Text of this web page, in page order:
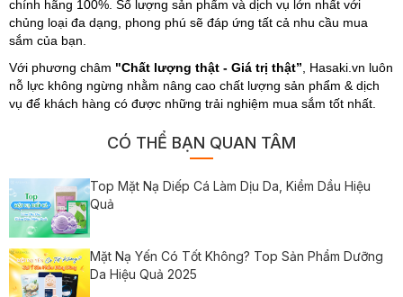
chính hãng 100%. Số lượng sản phẩm và dịch vụ lớn nhất với
chủng loại đa dạng, phong phú sẽ đáp ứng tất cả nhu cầu mua
sắm của bạn.
Với phương châm "Chất lượng thật - Giá trị thật” , Hasaki.vn luôn
nỗ lực không ngừng nhằm nâng cao chất lượng sản phẩm & dịch
vụ để khách hàng có được những trải nghiệm mua sắm tốt nhất.
CÓ THỂ BẠN QUAN TÂM
Top Mặt Nạ Diếp Cá Làm Dịu Da, Kiềm Dầu Hiệu
Quả
Mặt Nạ Yến Có Tốt Không? Top Sản Phẩm Dưỡng
Da Hiệu Quả 2025